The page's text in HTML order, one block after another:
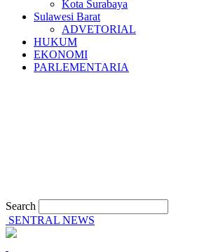
Kota Surabaya
Sulawesi Barat
ADVETORIAL
HUKUM
EKONOMI
PARLEMENTARIA
Search
SENTRAL NEWS